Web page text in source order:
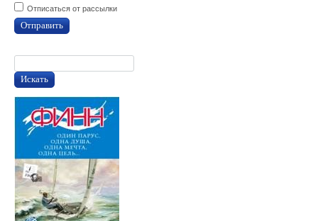
Отписаться от рассылки
Отправить
Искать